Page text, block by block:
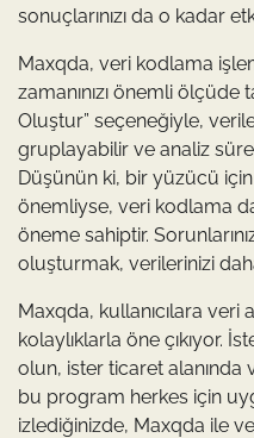
sonuçlarınızı da o kadar
Maxqda, veri kodlama
zamanınızı önemli ölçüde
Oluştur” seçeneğiyle,
gruplayabilir ve analiz
Düşünün ki, bir yüzücü
önemliyse, veri kodlama
öneme sahiptir.
oluşturmak, verilerinizi
Maxqda, kullanıcılara
kolaylıklarla öne çıkıyor.
olun, ister ticaret alanında
bu program herkes için
izlediğinizde, Maxqda ile